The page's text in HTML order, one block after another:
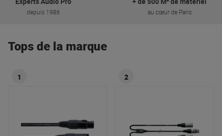
depuis 1986 au cœur de Paris
Tops de la marque
1 2